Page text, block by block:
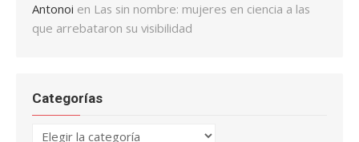
Antonoi en Las sin nombre: mujeres en ciencia a las
que arrebataron su visibilidad
Categorías
Categorías